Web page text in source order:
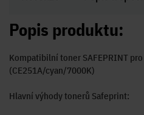
Popis produktu:
Kompatibilní toner SAFEPRINT
(CE251A/cyan/7000K)
Hlavní výhody tonerů Safeprint: